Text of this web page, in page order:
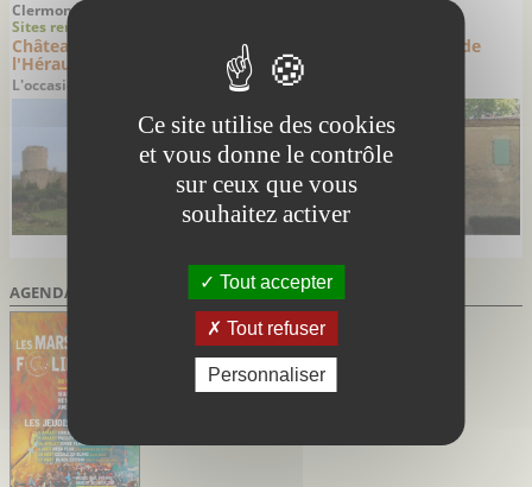
Clermont l'Hérault - Hérault
Sites remarquables
Château Féodal de Clermont
l'Hérault
L'occasion d'une belle balade dans
la vallée de l'Hérault
La Manufacture Royale de
Villeneuvette
La Cité de Colbert
AGENDA DES SORTIES
Marsillargues Hérault
du 02/07/2026 au 27/08/2026
Marsi’Folies de Marsillargues
Soirées festives avec marché nocturne et
Ce site utilise des cookies
et vous donne le contrôle
sur ceux que vous
souhaitez activer
Tout accepter
Tout refuser
Personnaliser